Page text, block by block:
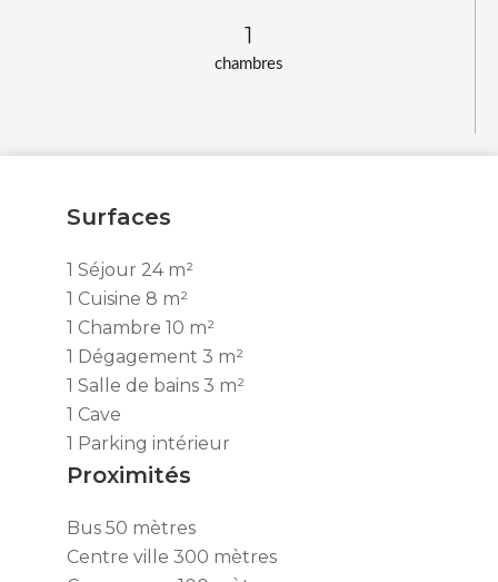
chambres
1
Surfaces
1 Séjour 24 m²
1 Cuisine 8 m²
1 Chambre 10 m²
1 Dégagement 3 m²
1 Salle de bains 3 m²
1 Cave
1 Parking intérieur
Proximités
Bus 50 mètres
Centre ville 300 mètres